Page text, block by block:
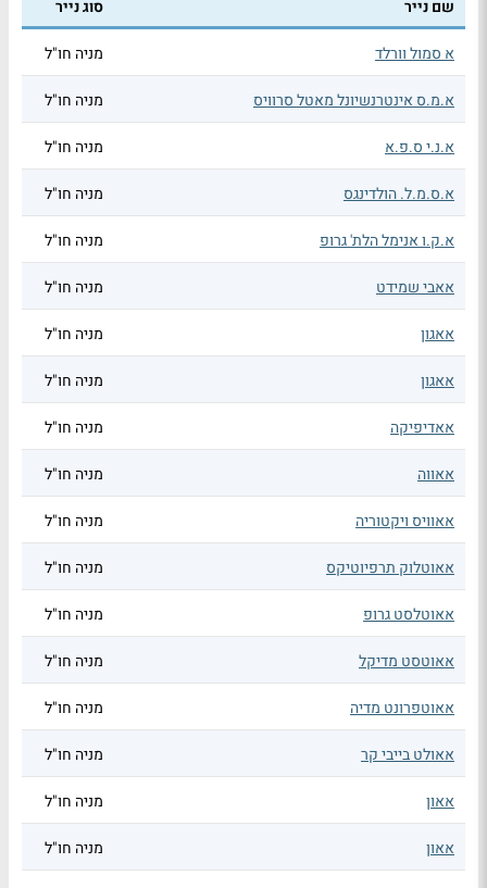
שם נייר סוג נייר
א סמול וורלד מניה חו"ל
א.מ.ס אינטרנשיונל מאטל סרוויס מניה חו"ל
א.נ.י ס.פ.א מניה חו"ל
א.ס.מ.ל. הולדינגס מניה חו"ל
א.ק.ו אנימל הלת' גרופ מניה חו"ל
אאבי שמידט מניה חו"ל
אאגון מניה חו"ל
אאגון מניה חו"ל
אאדיפיקה מניה חו"ל
אאווה מניה חו"ל
אאוויס ויקטוריה מניה חו"ל
אאוטלוק תרפיוטיקס מניה חו"ל
אאוטלסט גרופ מניה חו"ל
אאוטסט מדיקל מניה חו"ל
אאוטפרונט מדיה מניה חו"ל
אאולט בייבי קר מניה חו"ל
אאון מניה חו"ל
אאון מניה חו"ל